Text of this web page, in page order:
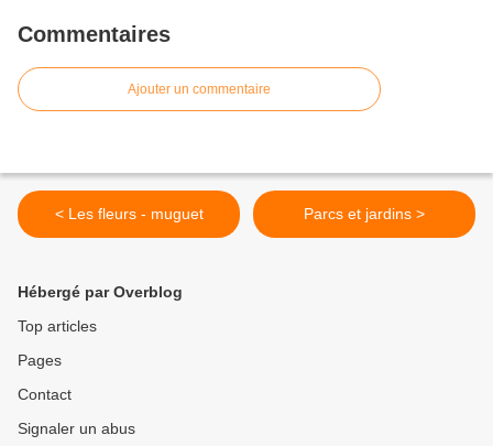
Commentaires
Ajouter un commentaire
< Les fleurs - muguet Parcs et jardins >
Hébergé par Overblog
Top articles
Pages
Contact
Signaler un abus